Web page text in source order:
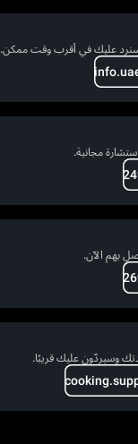
وسنرد عليك في أقرب وقت ممكن.
مجانية.
بهم الآن.
وسيردّون عليك قريبًا.